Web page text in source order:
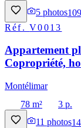
5 photos
Réf.V0013
Appartement
Copropriété,
Montélimar
78 m²
3 p.
11 photos